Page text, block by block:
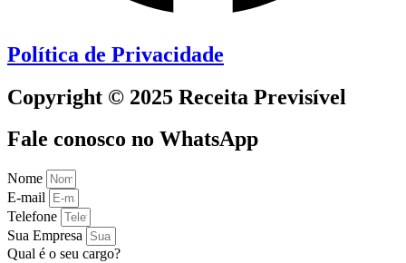
Política de Privacidade
Copyright © 2025 Receita Previsível
Fale conosco no WhatsApp
Nome
E-mail
Telefone
Sua Empresa
Qual é o seu cargo?